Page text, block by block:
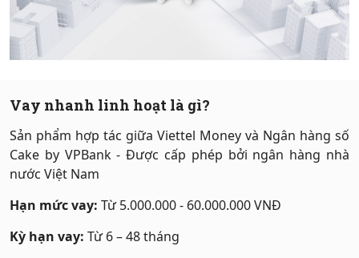
Vay nhanh linh hoạt là gì?
Sản phẩm hợp tác giữa Viettel Money và Ngân hàng số
Cake by VPBank - Được cấp phép bởi ngân hàng nhà
nước Việt Nam
Hạn mức vay: Từ 5.000.000 - 60.000.000 VNĐ
Kỳ hạn vay: Từ 6 – 48 tháng